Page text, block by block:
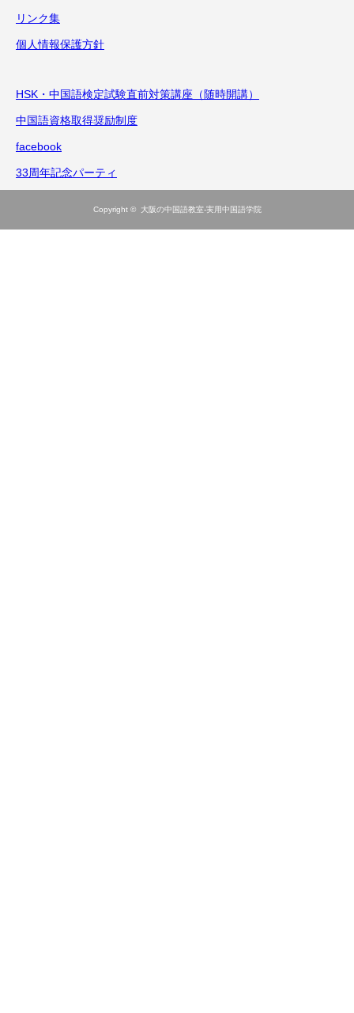
リンク集
個人情報保護方針
HSK・中国語検定試験直前対策講座（随時開講）
中国語資格取得奨励制度
facebook
33周年記念パーティ
Copyright © 大阪の中国語教室-実用中国語学院